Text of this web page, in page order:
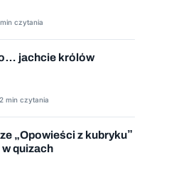
czytania
jachcie królów
2 min czytania
„Opowieści z kubryku”
quizach